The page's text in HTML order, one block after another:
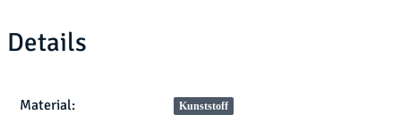
Details
Produkteigenschaft
Wert
Material: Kunststoff